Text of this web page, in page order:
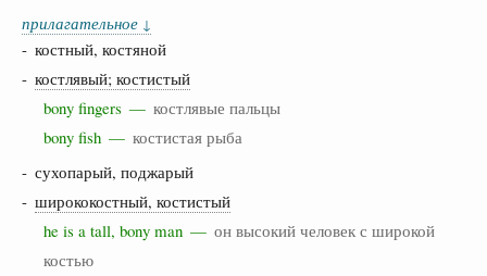
прилагательное ↓
- костный, костяной
- костлявый; костистый
bony fingers — костлявые пальцы
bony fish — костистая рыба
- сухопарый, поджарый
- ширококостный, костистый
he is a tall, bony man — он высокий человек с широкой
костью